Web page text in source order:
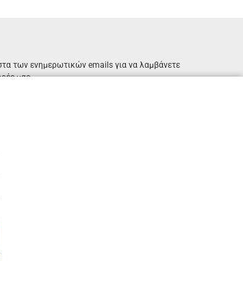
των ενημερωτικών emails για να λαμβάνετε
μας.
αποδέχομαι τους